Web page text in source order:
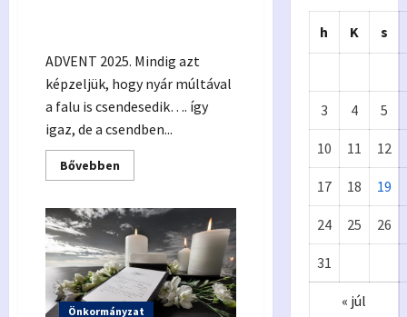
ADVENT 2025. Mindig azt
képzeljük, hogy nyár múltával
a falu is csendesedik…. így
igaz, de a csendben...
Bővebben
more
fényei
Alsóörsön
2025.
Önkormányzat
h K s
3 4 5
10 11 12
17 18 19
24 25 26
31
« júl
Önkormányzat